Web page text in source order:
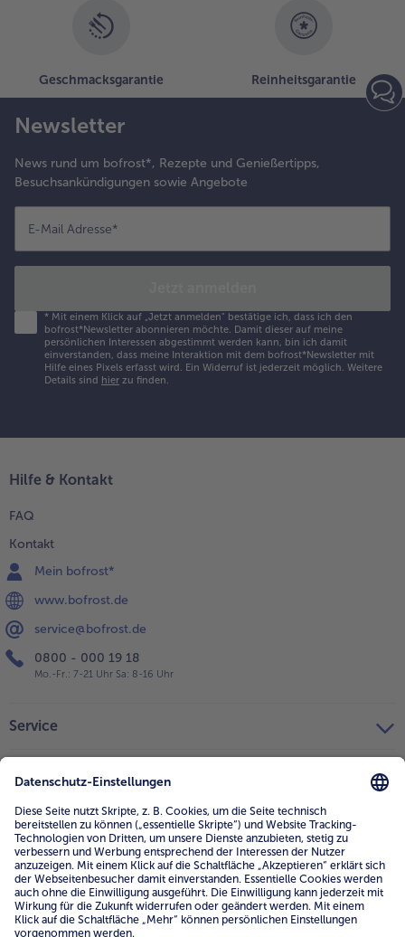
Geschmacksgarantie Reinheitsgarantie
Newsletter
News rund um bofrost*, Rezepte und Genießertipps,
Besuchsankündigungen sowie Angebote
E-Mail Adresse*
* Mit einem Klick auf „Jetzt anmelden" bestätige ich, dass ich den
bofrost*Newsletter abonnieren möchte. Damit dieser auf meine
persönlichen Interessen abgestimmt werden kann, bin ich damit
einverstanden, dass meine Interaktion mit dem bofrost*Newsletter mit
Hilfe eines Pixels erfasst wird. Ein Widerruf ist jederzeit möglich. Weitere
Details sind hier zu finden.
Hilfe & Kontakt
FAQ
Kontakt
Mein bofrost*
www.bofrost.de
service@bofrost.de
0800 - 000 19 18
Mo.-Fr.: 7-21 Uhr Sa: 8-16 Uhr
Service
Über uns